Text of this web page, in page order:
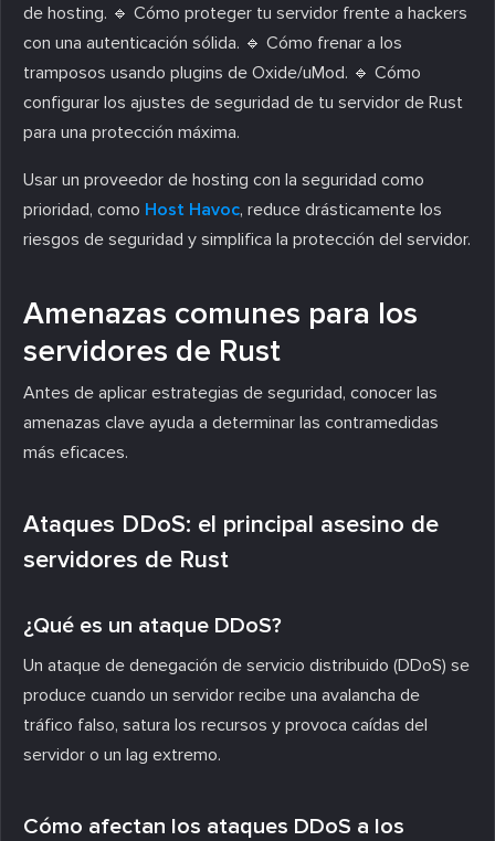
de hosting. 🔹 Cómo proteger tu servidor frente a hackers
con una autenticación sólida. 🔹 Cómo frenar a los
tramposos usando plugins de Oxide/uMod. 🔹 Cómo
configurar los ajustes de seguridad de tu servidor de Rust
para una protección máxima.
Usar un proveedor de hosting con la seguridad como
prioridad, como Host Havoc, reduce drásticamente los
riesgos de seguridad y simplifica la protección del servidor.
Amenazas comunes para los
servidores de Rust
Antes de aplicar estrategias de seguridad, conocer las
amenazas clave ayuda a determinar las contramedidas
más eficaces.
Ataques DDoS: el principal asesino de
servidores de Rust
¿Qué es un ataque DDoS?
Un ataque de denegación de servicio distribuido (DDoS) se
produce cuando un servidor recibe una avalancha de
tráfico falso, satura los recursos y provoca caídas del
servidor o un lag extremo.
Cómo afectan los ataques DDoS a los